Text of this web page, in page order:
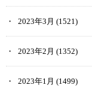
2023年3月 (1521)
2023年2月 (1352)
2023年1月 (1499)